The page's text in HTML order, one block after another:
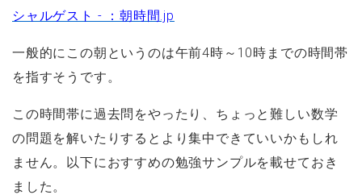
シャルゲスト - ：朝時間.jp
一般的にこの朝というのは午前4時～10時までの時間帯
を指すそうです。
この時間帯に過去問をやったり、ちょっと難しい数学
の問題を解いたりするとより集中できていいかもしれ
ません。以下におすすめの勉強サンプルを載せておき
ました。